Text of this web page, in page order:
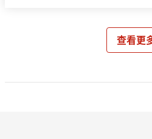
查看更